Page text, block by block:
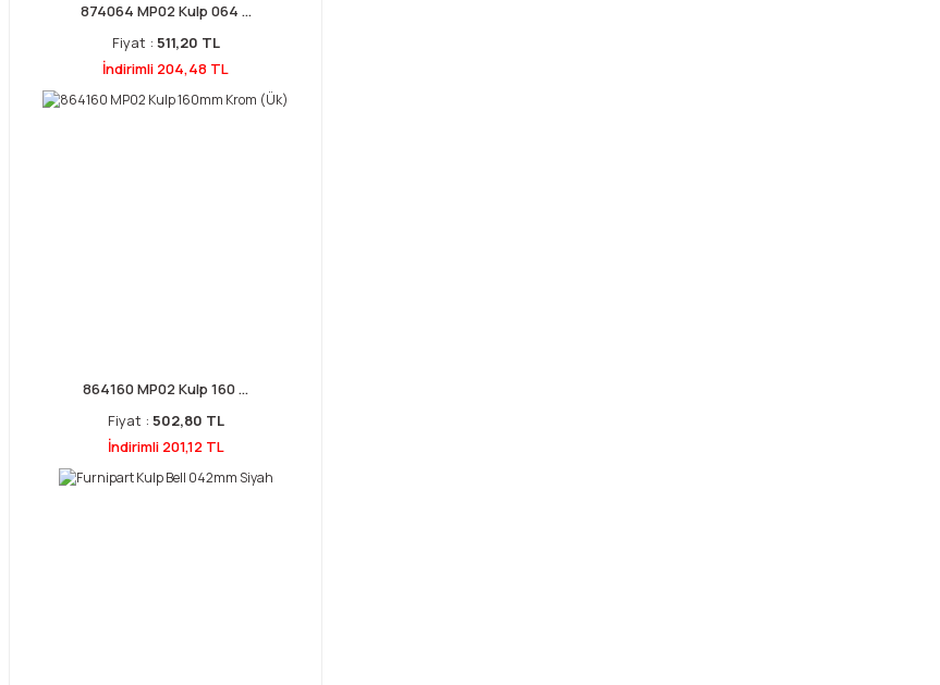
874064 MP02 Kulp 064 ...
Fiyat : 511,20 TL
İndirimli 204,48 TL
864160 MP02 Kulp 160 ...
Fiyat : 502,80 TL
İndirimli 201,12 TL